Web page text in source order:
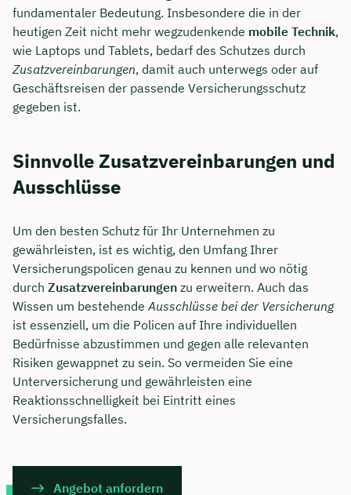
fundamentaler Bedeutung. Insbesondere die in der
heutigen Zeit nicht mehr wegzudenkende mobile Technik,
wie Laptops und Tablets, bedarf des Schutzes durch
Zusatzvereinbarungen, damit auch unterwegs oder auf
Geschäftsreisen der passende Versicherungsschutz
gegeben ist.
Sinnvolle Zusatzvereinbarungen und
Ausschlüsse
Um den besten Schutz für Ihr Unternehmen zu
gewährleisten, ist es wichtig, den Umfang Ihrer
Versicherungspolicen genau zu kennen und wo nötig
durch Zusatzvereinbarungen zu erweitern. Auch das
Wissen um bestehende Ausschlüsse bei der Versicherung
ist essenziell, um die Policen auf Ihre individuellen
Bedürfnisse abzustimmen und gegen alle relevanten
Risiken gewappnet zu sein. So vermeiden Sie eine
Unterversicherung und gewährleisten eine
Reaktionsschnelligkeit bei Eintritt eines
Versicherungsfalles.
Angebot anfordern